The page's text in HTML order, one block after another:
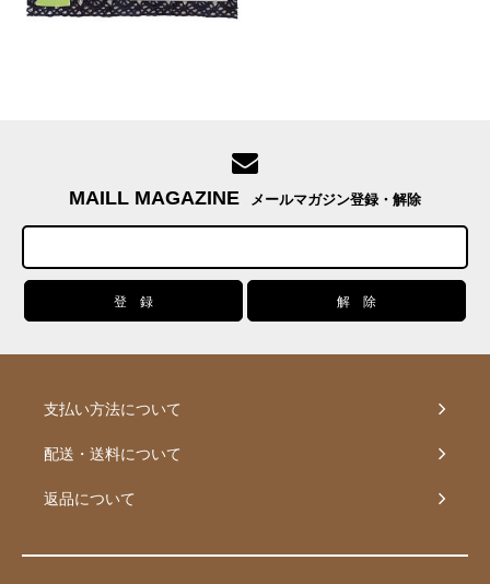
MAILL MAGAZINE メールマガジン登録・解除
支払い方法について
配送・送料について
返品について